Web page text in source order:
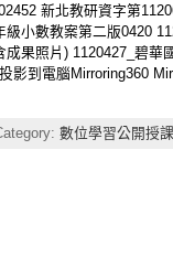
新北教研資字第
級小數教案第二版0420
成果照片) 1120427_碧
影到電腦Mirroring360
數位學習公開授課